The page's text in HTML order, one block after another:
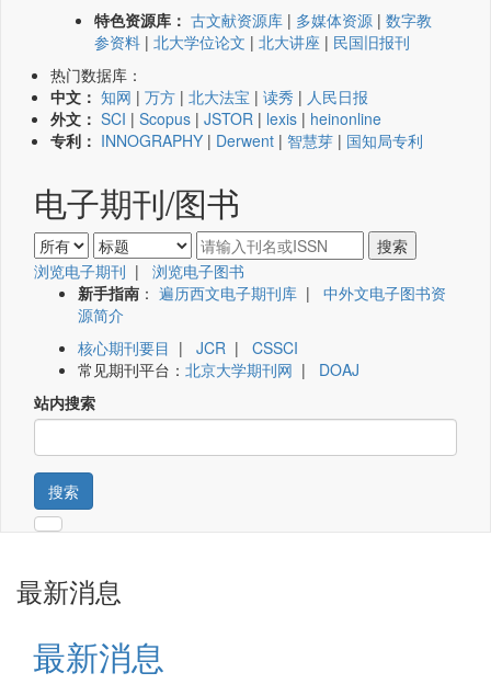
特色资源库： 古文献资源库 | 多媒体资源 | 数字教
参资料 | 北大学位论文 | 北大讲座 | 民国旧报刊
热门数据库：
中文： 知网 | 万方 | 北大法宝 | 读秀 | 人民日报
外文： SCI | Scopus | JSTOR | lexis | heinonline
专利： INNOGRAPHY | Derwent | 智慧芽 | 国知局专利
电子期刊/图书
浏览电子期刊 | 浏览电子图书
新手指南 ： 遍历西文电子期刊库 | 中外文电子图书资
源简介
核心期刊要目 | JCR | CSSCI
常见期刊平台： 北京大学期刊网 | DOAJ
站内搜索
搜索
最新消息
最新消息